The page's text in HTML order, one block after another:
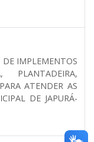
DE IMPLEMENTOS
PLANTADEIRA,
ATENDER AS
DE JAPURÁ-